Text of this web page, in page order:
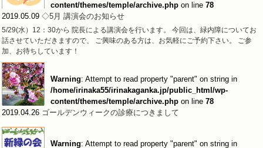
content/themes/temple/archive.php on line 78
2019.05.09 ◇5月 講演会のお知らせ
5/29(水）12：30から 院長による講演会を行います。 今回は、緑内障についてお
話させていただきますので、 ご興味のある方は、お気軽にご予約下さい。 ご参
加、お待ちしています！
Warning: Attempt to read property "parent" on string in
/home/irinaka55/irinakaganka.jp/public_html/wp-
content/themes/temple/archive.php on line 78
2019.04.26 ゴールデンウィークの診療につきまして
Warning: Attempt to read property "parent" on string in